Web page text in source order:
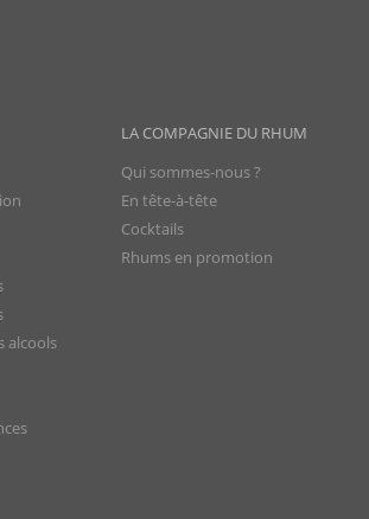
alcools
LA COMPAGNIE DU RHUM
Qui sommes-nous ?
En tête-à-tête
Cocktails
Rhums en promotion